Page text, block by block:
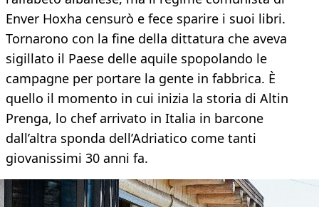
Enver Hoxha censurò e fece sparire i suoi libri.
Tornarono con la fine della dittatura che aveva
sigillato il Paese delle aquile spopolando le
campagne per portare la gente in fabbrica. È
quello il momento in cui inizia la storia di Altin
Prenga, lo chef arrivato in Italia in barcone
dall’altra sponda dell’Adriatico come tanti
giovanissimi 30 anni fa.